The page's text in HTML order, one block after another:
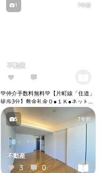
1 7年前
💚仲介手数料無料💚【片町線「住道」
徒歩3分】敷金礼金０●１Ｋ●ネット無
料●２口ガスコンロ●バストイレ別●ウ
ォシュレット●独立洗面台●室内洗濯
機置き場●オートロック●エレベータ
ー『X072』
不動産
5 7年前
3 0
不動産